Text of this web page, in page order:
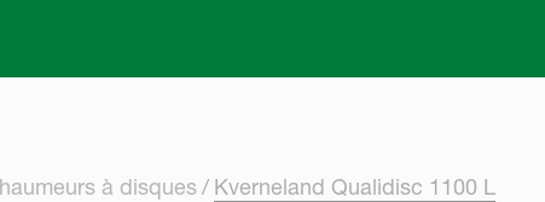
à disques Kverneland Qualidisc 1100 L